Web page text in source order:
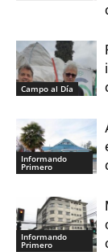
Campo al Día
Informando
Primero
Informando
Primero